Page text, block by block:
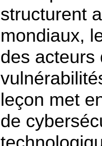
structurent
mondiaux,
des acteurs
leçon met
de